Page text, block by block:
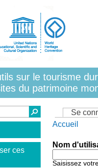
sur le tourisme
du patrimoine
Rechercher
ces
Onglets
Se
Vous êtes ici
Accueil
Nom
Saisissez